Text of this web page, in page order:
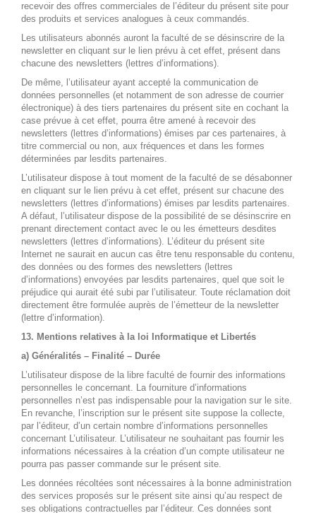
recevoir des offres commerciales de l’éditeur du présent site pour
des produits et services analogues à ceux commandés.
Les utilisateurs abonnés auront la faculté de se désinscrire de la
newsletter en cliquant sur le lien prévu à cet effet, présent dans
chacune des newsletters (lettres d’informations).
De même, l’utilisateur ayant accepté la communication de
données personnelles (et notamment de son adresse de courrier
électronique) à des tiers partenaires du présent site en cochant la
case prévue à cet effet, pourra être amené à recevoir des
newsletters (lettres d’informations) émises par ces partenaires, à
titre commercial ou non, aux fréquences et dans les formes
déterminées par lesdits partenaires.
L’utilisateur dispose à tout moment de la faculté de se désabonner
en cliquant sur le lien prévu à cet effet, présent sur chacune des
newsletters (lettres d’informations) émises par lesdits partenaires.
A défaut, l’utilisateur dispose de la possibilité de se désinscrire en
prenant directement contact avec le ou les émetteurs desdites
newsletters (lettres d’informations). L’éditeur du présent site
Internet ne saurait en aucun cas être tenu responsable du contenu,
des données ou des formes des newsletters (lettres
d’informations) envoyées par lesdits partenaires, quel que soit le
préjudice qui aurait été subi par l’utilisateur. Toute réclamation doit
directement être formulée auprès de l’émetteur de la newsletter
(lettre d’information).
13. Mentions relatives à la loi Informatique et Libertés
a) Généralités – Finalité – Durée
L’utilisateur dispose de la libre faculté de fournir des informations
personnelles le concernant. La fourniture d’informations
personnelles n’est pas indispensable pour la navigation sur le site.
En revanche, l’inscription sur le présent site suppose la collecte,
par l’éditeur, d’un certain nombre d’informations personnelles
concernant L’utilisateur. L’utilisateur ne souhaitant pas fournir les
informations nécessaires à la création d’un compte utilisateur ne
pourra pas passer commande sur le présent site.
Les données récoltées sont nécessaires à la bonne administration
des services proposés sur le présent site ainsi qu’au respect de
ses obligations contractuelles par l’éditeur. Ces données sont